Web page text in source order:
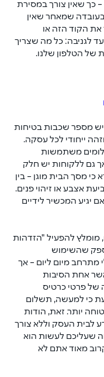
כך שאין צורך במסירת
שמאחר שאין
את הקוד הזה או
לגניבה: כל מה שצריך
של הטלפון שלנו.
יש מספר שכבות בטיחות
ייחודי לכל עסקה.
משתמשות
גם ללקוחות יש חלק
מסך הבית מוגן – בין
אצבע או זיהוי פנים.
יגיע המכשיר לידיים
להפעיל "הזדהות
ספק שהשימוש
מתרחב מיום ליום – אך
אחת הסיבות
של פרטי כרטיס
כי למעשה, תשלום
יותר. זאת, הודות
לבית העסק וללא צורך
שעליכם לעשות הוא
מאוד אתם לא